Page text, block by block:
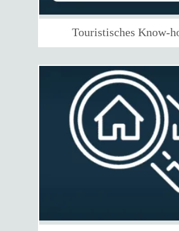
Touristisches Know-